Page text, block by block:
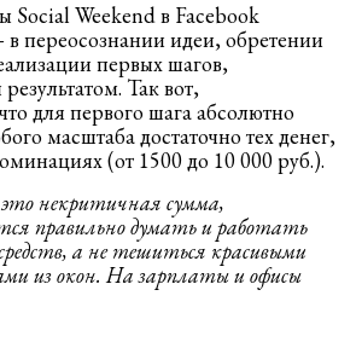
Social Weekend в Facebook
переосознании идеи, обретении
первых шагов,
Так вот,
для первого шага абсолютно
масштаба достаточно тех денег,
(от 1500 до 10 000 руб.).
некритичная сумма,
правильно думать и работать
а не тешиться красивыми
из окон. На зарплаты и офисы